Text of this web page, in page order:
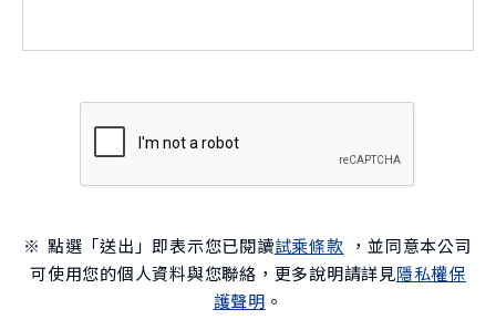
※ 點選「送出」即表示您已閱讀試乘條款 ，並同意本公司
可使用您的個人資料與您聯絡，更多說明請詳見隱私權保
護聲明 。